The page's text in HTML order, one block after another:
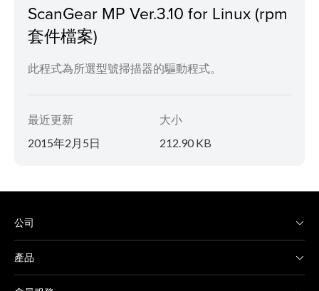
ScanGear MP Ver.3.10 for Linux (rpm
套件檔案)
此程式為所選型號掃描器的驅動程式。
最近更新
2015年2月5日
大小
212.90 KB
公司
產品